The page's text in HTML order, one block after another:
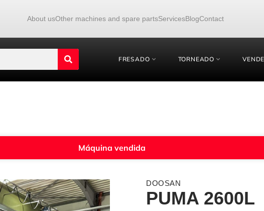
About usOther machines and spare partsServicesBlogContact
FRESADO TORNEADO
Máquina vendida
DOOSAN
PUMA 2600L